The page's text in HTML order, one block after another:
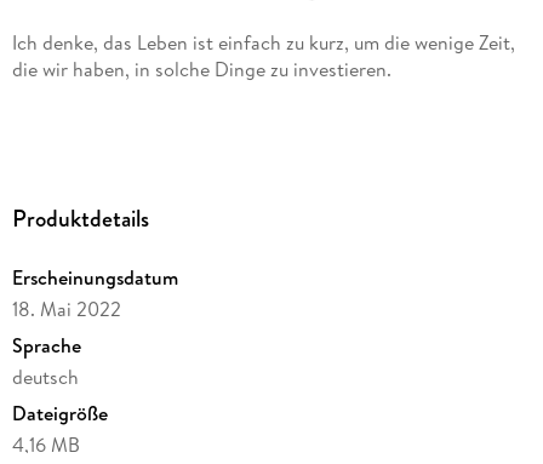
Ich denke, das Leben ist einfach zu kurz, um die wenige Zeit,
Media-Anwendungen beeinträchtigt wird und welche Vorteile
unterbrechen. Sie erfahren auch, wie Sie sich am besten von
den Gewohnheiten der sozialen Medien befreien können. Das
Ziel dieses Ratgebers ist es, Nachhaltigkeit in Ihr Leben zu
bringen, damit Sie andere sinnvolle Dinge mit Ihrem Leben
machen können, mehr Zeit haben und damit vollkommen
zufrieden und glücklich sind.
Produktdetails
Erscheinungsdatum
18. Mai 2022
Sprache
deutsch
Dateigröße
4,16 MB